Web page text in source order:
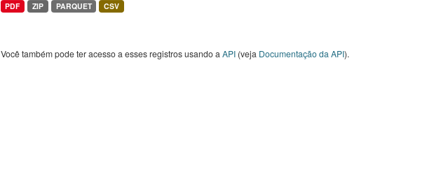
PDF ZIP PARQUET CSV
Você também pode ter acesso a esses registros usando a API(veja Documentação da API).